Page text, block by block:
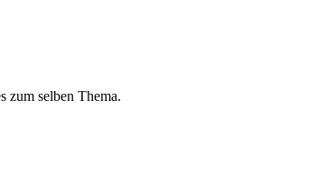
zum selben Thema.